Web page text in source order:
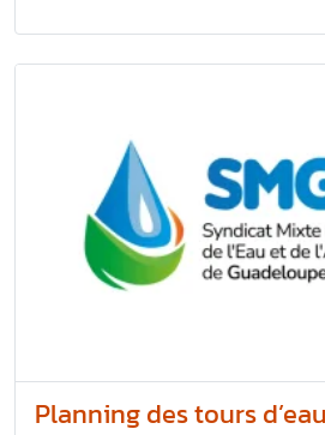
Planning des tours